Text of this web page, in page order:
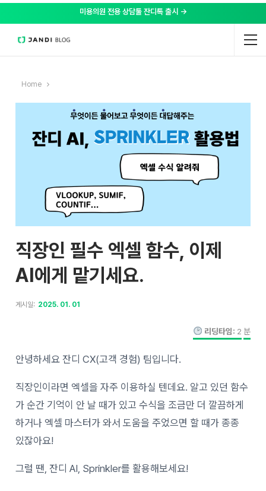
미용의원 전용 상담툴 잔디톡 출시 →
Home
직장인 필수 엑셀 함수, 이제
AI에게 맡기세요.
게시일: 2025. 01. 01
리딩타임: 2 분
안녕하세요 잔디 CX(고객 경험) 팀입니다.
직장인이라면 엑셀을 자주 이용하실 텐데요. 알고 있던 함수
가 순간 기억이 안 날 때가 있고 수식을 조금만 더 깔끔하게
하거나 엑셀 마스터가 와서 도움을 주었으면 할 때가 종종
있잖아요!
그럴 땐, 잔디 AI, Sprinkler를 활용해보세요!